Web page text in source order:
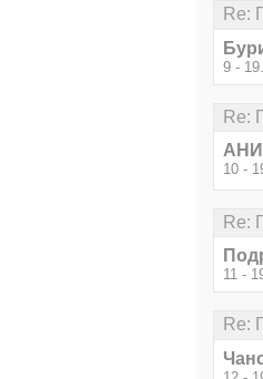
Re:
9 -
Re:
10 -
Re:
11 -
Re: